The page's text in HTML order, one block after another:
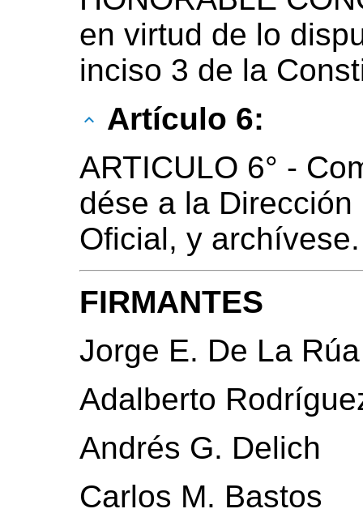
en virtud de lo
inciso 3 de la
Artículo 6:
ARTICULO 6° -
dése a la
Oficial, y archívese.
FIRMANTES
Jorge E. De La Rúa
Adalberto
Andrés G. Delich
Carlos M. Bastos